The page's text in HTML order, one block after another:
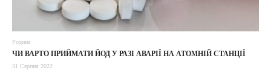
Родина
ЧИ ВАРТО ПРИЙМАТИ ЙОД У РАЗІ АВАРІЇ НА АТОМНІЙ СТАНЦІЇ
31 Серпня 2022